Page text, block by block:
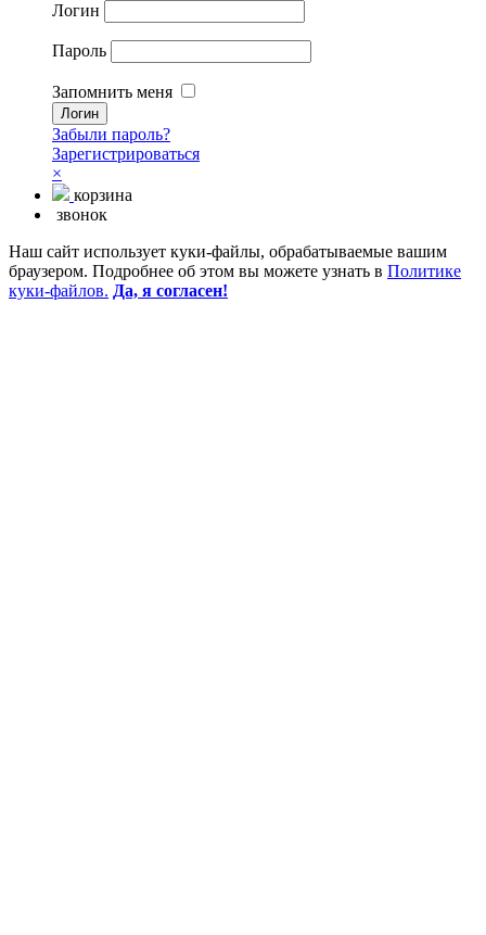
Логин
Пароль
Запомнить меня
Забыли пароль?
Зарегистрироваться
×
корзина
звонок
Наш сайт использует куки-файлы, обрабатываемые вашим
браузером. Подробнее об этом вы можете узнать в Политике
куки-файлов. Да, я согласен!